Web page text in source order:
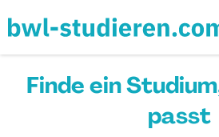
Finde ein
passt